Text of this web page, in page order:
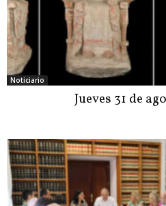
Noticiario
Jueves 31 de